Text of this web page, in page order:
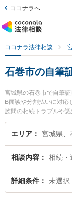
ココナラへ
ココナラ法律相談
石巻市の自筆
宮城県の石巻市で自筆
B面談や分割払いに対応
族間の相続トラブルや
索もでき便利です。特
事務所の伊藤 雅典弁護
『自筆証書遺言の作成
い』『初回相談無料で
に相談予約したい』な
エリア 宮城県、
相談内容 相続・
詳細条件 未選択